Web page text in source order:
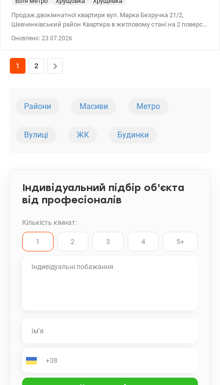
Продаж двокімнатної квартири вул. Марка Безручка 21/2,
Шевченківський район Квартира в житловому стані на 2 поверсі
балкон. Перегляд парку Нивки, озера. 7 хвилин пішки до
м.Нивки.
Оновлено: 23.07.2026
1 2
Райони Масиви Метро
Вулиці ЖК Будинки
Індивідуальний підбір об'єкта
від професіоналів
Кількість кімнат:
1 2 3 4 5+